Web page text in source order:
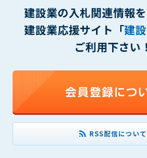
建設業の入札関連情報
建設業応援サイト「建
ご利用下さい！
RSS配信について
(9) その他、法律に反する行為
(10) 建設資料館から知り得た情報及びダ
を、営利を目的として第三者に転売し
に第三者に提供すること
管理者は、会員が登録した内容が以下に
恐れのあるものは、会員の承諾なく削除
(1) 登録されている情報が、第6条の定める
(3) 広告掲載料金の支払が遅延した場合
(4) その他、管理者が不適当と判断した場合